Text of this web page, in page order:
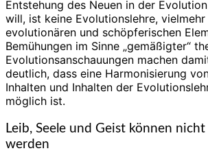
Entstehung des Neuen in der
will, ist keine Evolutionslehre,
evolutionären und schöpferischen
Bemühungen im Sinne „gemäßigter“
Evolutionsanschauungen machen
deutlich, dass eine Harmonisierung
Inhalten und Inhalten der
möglich ist.
Leib, Seele und Geist können
werden